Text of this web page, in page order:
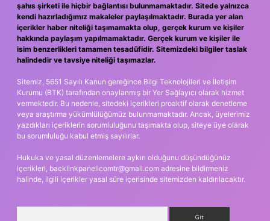
şahıs şirketi ile hiçbir bağlantısı bulunmamaktadır. Sitede yalnızca
kendi hazırladığımız makaleler paylaşılmaktadır. Burada yer alan
içerikler haber niteliği taşımamakta olup, gerçek kurum ve kişiler
hakkında paylaşım yapılmamaktadır. Gerçek kurum ve kişiler ile
isim benzerlikleri tamamen tesadüfidir. Sitemizdeki bilgiler taslak
halindedir ve tavsiye niteliği taşımazlar.
Sitemiz, 5651 Sayılı Kanun gereğince Bilgi Teknolojileri ve İletişim
Kurumu (BTK) tarafından onaylanmış bir Yer Sağlayıcı olarak hizmet
vermektedir. Bu nedenle, sitedeki içerikleri proaktif olarak denetleme
veya araştırma yükümlülüğümüz bulunmamaktadır. Ancak, üyelerimiz
yazdıkları içeriklerin sorumluluğunu taşımakta olup, siteye üye olarak
bu sorumluluğu kabul etmiş sayılırlar.
Hukuka ve yasal düzenlemelere aykırı olduğunu düşündüğünüz
içerikleri, backlinkpanelicomtr@gmail.com adresine bildirmeniz
halinde, ilgili içerikler yasal süre içerisinde sitemizden kaldırılacaktır.